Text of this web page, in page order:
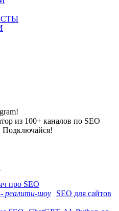
из 100+ каналов по SEO
Подключайся!
про SEO
SEO для сайтов